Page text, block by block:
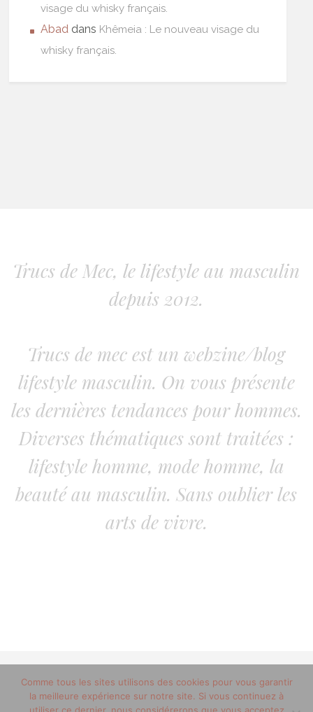
visage du whisky français.
Abad dans Khêmeia : Le nouveau visage du
whisky français.
Trucs de Mec, le lifestyle au masculin
depuis 2012.
Trucs de mec est un webzine/blog
lifestyle masculin. On vous présente
les dernières tendances pour hommes.
Diverses thématiques sont traitées :
lifestyle homme, mode homme, la
beauté au masculin. Sans oublier les
arts de vivre.
© 2012-2020 copyright trucsdemec.fr - blog lifestyle
masculin/Tous droits réservés
Comme tous les sites utilisons des cookies pour vous garantir
la meilleure expérience sur notre site. Si vous continuez à